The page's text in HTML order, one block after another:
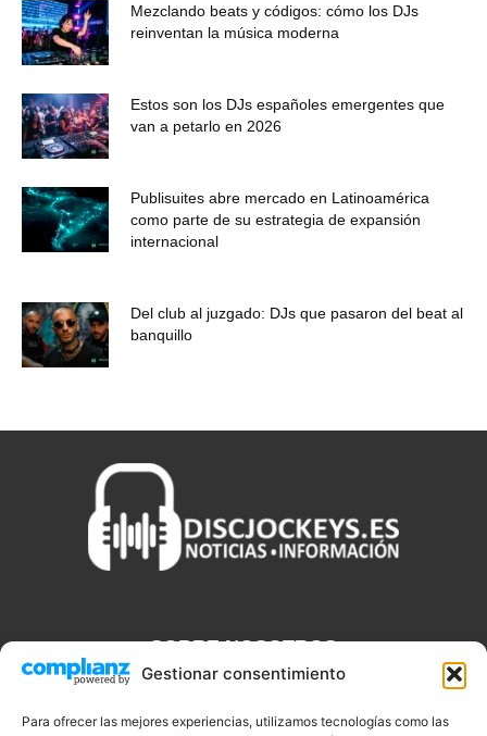
Gestionar consentimiento
Para ofrecer las mejores experiencias, utilizamos tecnologías como las
Mezclando beats y códigos: cómo los DJs
reinventan la música moderna
Estos son los DJs españoles emergentes que
van a petarlo en 2026
Publisuites abre mercado en Latinoamérica
como parte de su estrategia de expansión
internacional
Del club al juzgado: DJs que pasaron del beat al
banquillo
SOBRE NOSOTROS
que necesitas saber sobre noticias, novedades, tecnologías y